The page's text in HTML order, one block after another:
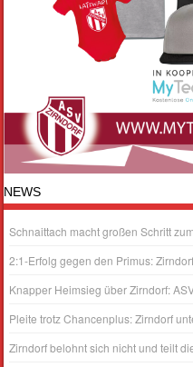
NEWS
Schnaittach macht großen Schritt
2:1-Erfolg gegen den Primus:
Knapper Heimsieg über Zirndorf:
Pleite trotz Chancenplus: Zirndorf
Zirndorf belohnt sich nicht und teilt